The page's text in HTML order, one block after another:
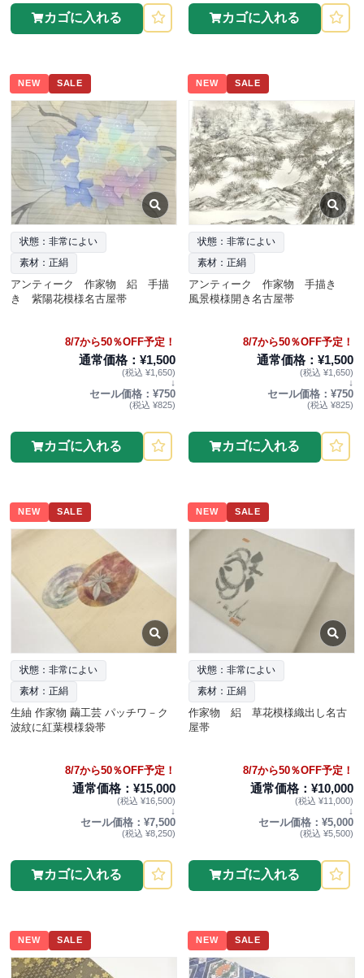
カゴに入れる カゴに入れる
NEW SALE
状態：非常によい
素材：正絹
アンティーク 作家物 絽 手描
き 紫陽花模様名古屋帯
8/7から50％OFF予定！
通常価格：¥1,500
(税込 ¥1,650)
↓
セール価格：¥750
(税込 ¥825)
カゴに入れる
NEW SALE
状態：非常によい
素材：正絹
アンティーク 作家物 手描き
風景模様開き名古屋帯
8/7から50％OFF予定！
通常価格：¥1,500
(税込 ¥1,650)
↓
セール価格：¥750
(税込 ¥825)
カゴに入れる
NEW SALE
状態：非常によい
素材：正絹
生紬 作家物 繭工芸 パッチワ－ク
波紋に紅葉模様袋帯
8/7から50％OFF予定！
通常価格：¥15,000
(税込 ¥16,500)
↓
セール価格：¥7,500
(税込 ¥8,250)
カゴに入れる
NEW SALE
状態：非常によい
素材：正絹
作家物 絽 草花模様織出し名古
屋帯
8/7から50％OFF予定！
通常価格：¥10,000
(税込 ¥11,000)
↓
セール価格：¥5,000
(税込 ¥5,500)
カゴに入れる
NEW SALE NEW SALE